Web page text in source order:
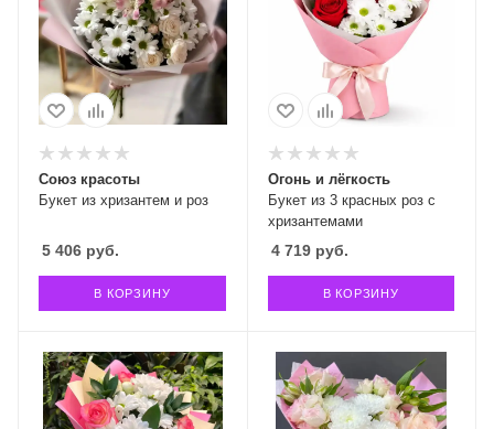
Букет из хризантем и роз
Союз красоты
5 406 руб.
В КОРЗИНУ
Букет из 3 красных роз с
хризантемами
Огонь и лёгкость
4 719руб.
В КОРЗИНУ